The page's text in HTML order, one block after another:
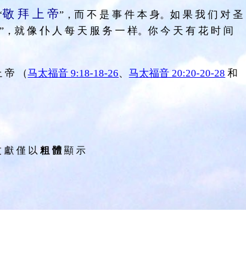
敬 拜 上 帝”，而 不 是 事 件 本 身。如 果 我 们 对 圣
”，就 像 仆 人 每 天 服 务 一 样。你 今 天 有 花 时 间
帝 （马太福音 9:18-18-26、马太福音 20:20-20-28 和